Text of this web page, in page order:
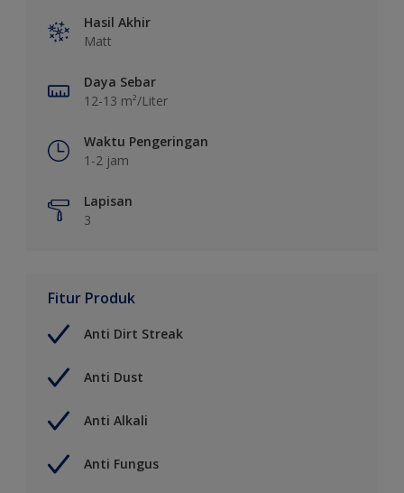
Hasil Akhir
Matt
Daya Sebar
12-13 m²/Liter
Waktu Pengeringan
1-2 jam
Lapisan
3
Fitur Produk
Anti Dirt Streak
Anti Dust
Anti Alkali
Anti Fungus